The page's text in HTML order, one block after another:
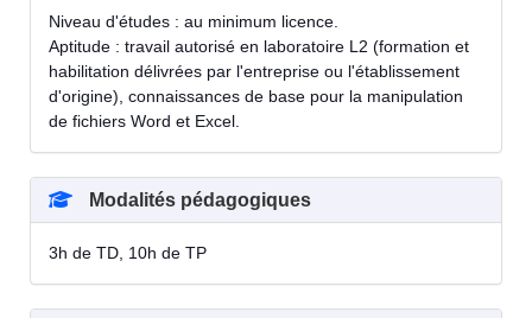
Niveau d'études : au minimum licence.
Aptitude : travail autorisé en laboratoire L2 (formation et
habilitation délivrées par l'entreprise ou l'établissement
d'origine), connaissances de base pour la manipulation
de fichiers Word et Excel.
Modalités pédagogiques
3h de TD, 10h de TP